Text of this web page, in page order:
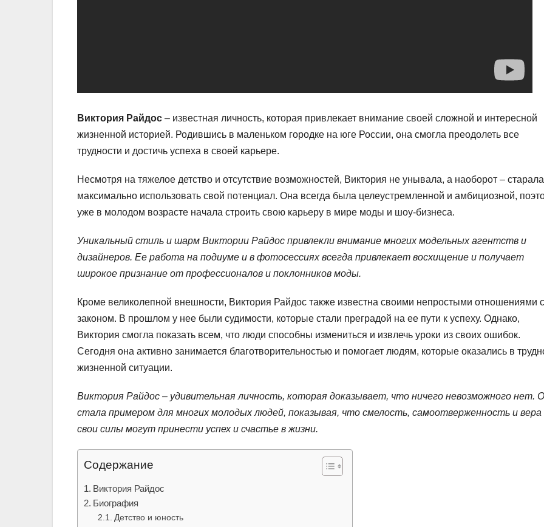
Виктория Райдос – известная личность, которая привлекает внимание своей сложной и интересной
жизненной историей. Родившись в маленьком городке на юге России, она смогла преодолеть все
трудности и достичь успеха в своей карьере.
Несмотря на тяжелое детство и отсутствие возможностей, Виктория не унывала, а наоборот –
максимально использовать свой потенциал. Она всегда была целеустремленной и амбициозной,
уже в молодом возрасте начала строить свою карьеру в мире моды и шоу-бизнеса.
Уникальный стиль и шарм Виктории Райдос привлекли внимание многих модельных агентств и
дизайнеров. Ее работа на подиуме и в фотосессиях всегда привлекает восхищение и получает
широкое признание от профессионалов и поклонников моды.
Кроме великолепной внешности, Виктория Райдос также известна своими непростыми отношениями с
законом. В прошлом у нее были судимости, которые стали преградой на ее пути к успеху. Однако,
Виктория смогла показать всем, что люди способны измениться и извлечь уроки из своих ошибок.
Сегодня она активно занимается благотворительностью и помогает людям, которые оказались в
жизненной ситуации.
Виктория Райдос – удивительная личность, которая доказывает, что ничего невозможного нет.
стала примером для многих молодых людей, показывая, что смелость, самоотверженность и вера
свои силы могут принести успех и счастье в жизни.
Содержание
Виктория Райдос
Биография
Детство и юность